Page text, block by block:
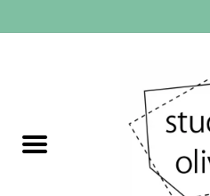
✂︎Nieuw